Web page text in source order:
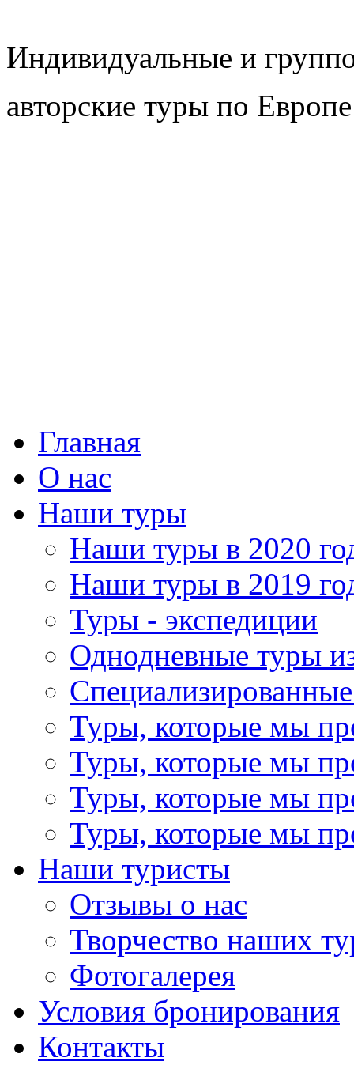
Индивидуальные и
авторские туры по
Главная
О нас
Наши туры
Наши туры в 2020
Наши туры в 2019
Туры - экспедиции
Однодневные туры
Туры, которые мы
Туры, которые мы
Туры, которые мы
Туры, которые мы
Наши туристы
Отзывы о нас
Творчество наших
Фотогалерея
Условия бронирования
Контакты